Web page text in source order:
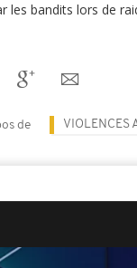
les bandits lors de
de VIOLENCES